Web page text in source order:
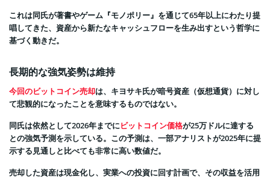
これは同氏が著書やゲーム『モノポリー』を通じて65年以上にわたり提
唱してきた、資産から新たなキャッシュフローを生み出すという哲学に
基づく動きだ。
長期的な強気姿勢は維持
今回のビットコイン売却は、キヨサキ氏が暗号資産（仮想通貨）に対し
て悲観的になったことを意味するものではない。
同氏は依然として2026年までにビットコイン価格が25万ドルに達する
との強気予測を示している。この予測は、一部アナリストが2025年に提
示する見通しと比べても非常に高い数値だ。
売却した資産は現金化し、実業への投資に回す計画で、その収益を活用